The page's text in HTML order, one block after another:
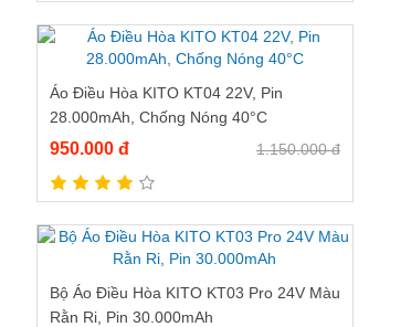
Áo Điều Hòa KITO KT04 22V, Pin
28.000mAh, Chống Nóng 40°C
950.000 đ 1.150.000 đ
Bộ Áo Điều Hòa KITO KT03 Pro 24V Màu
Rằn Ri, Pin 30.000mAh